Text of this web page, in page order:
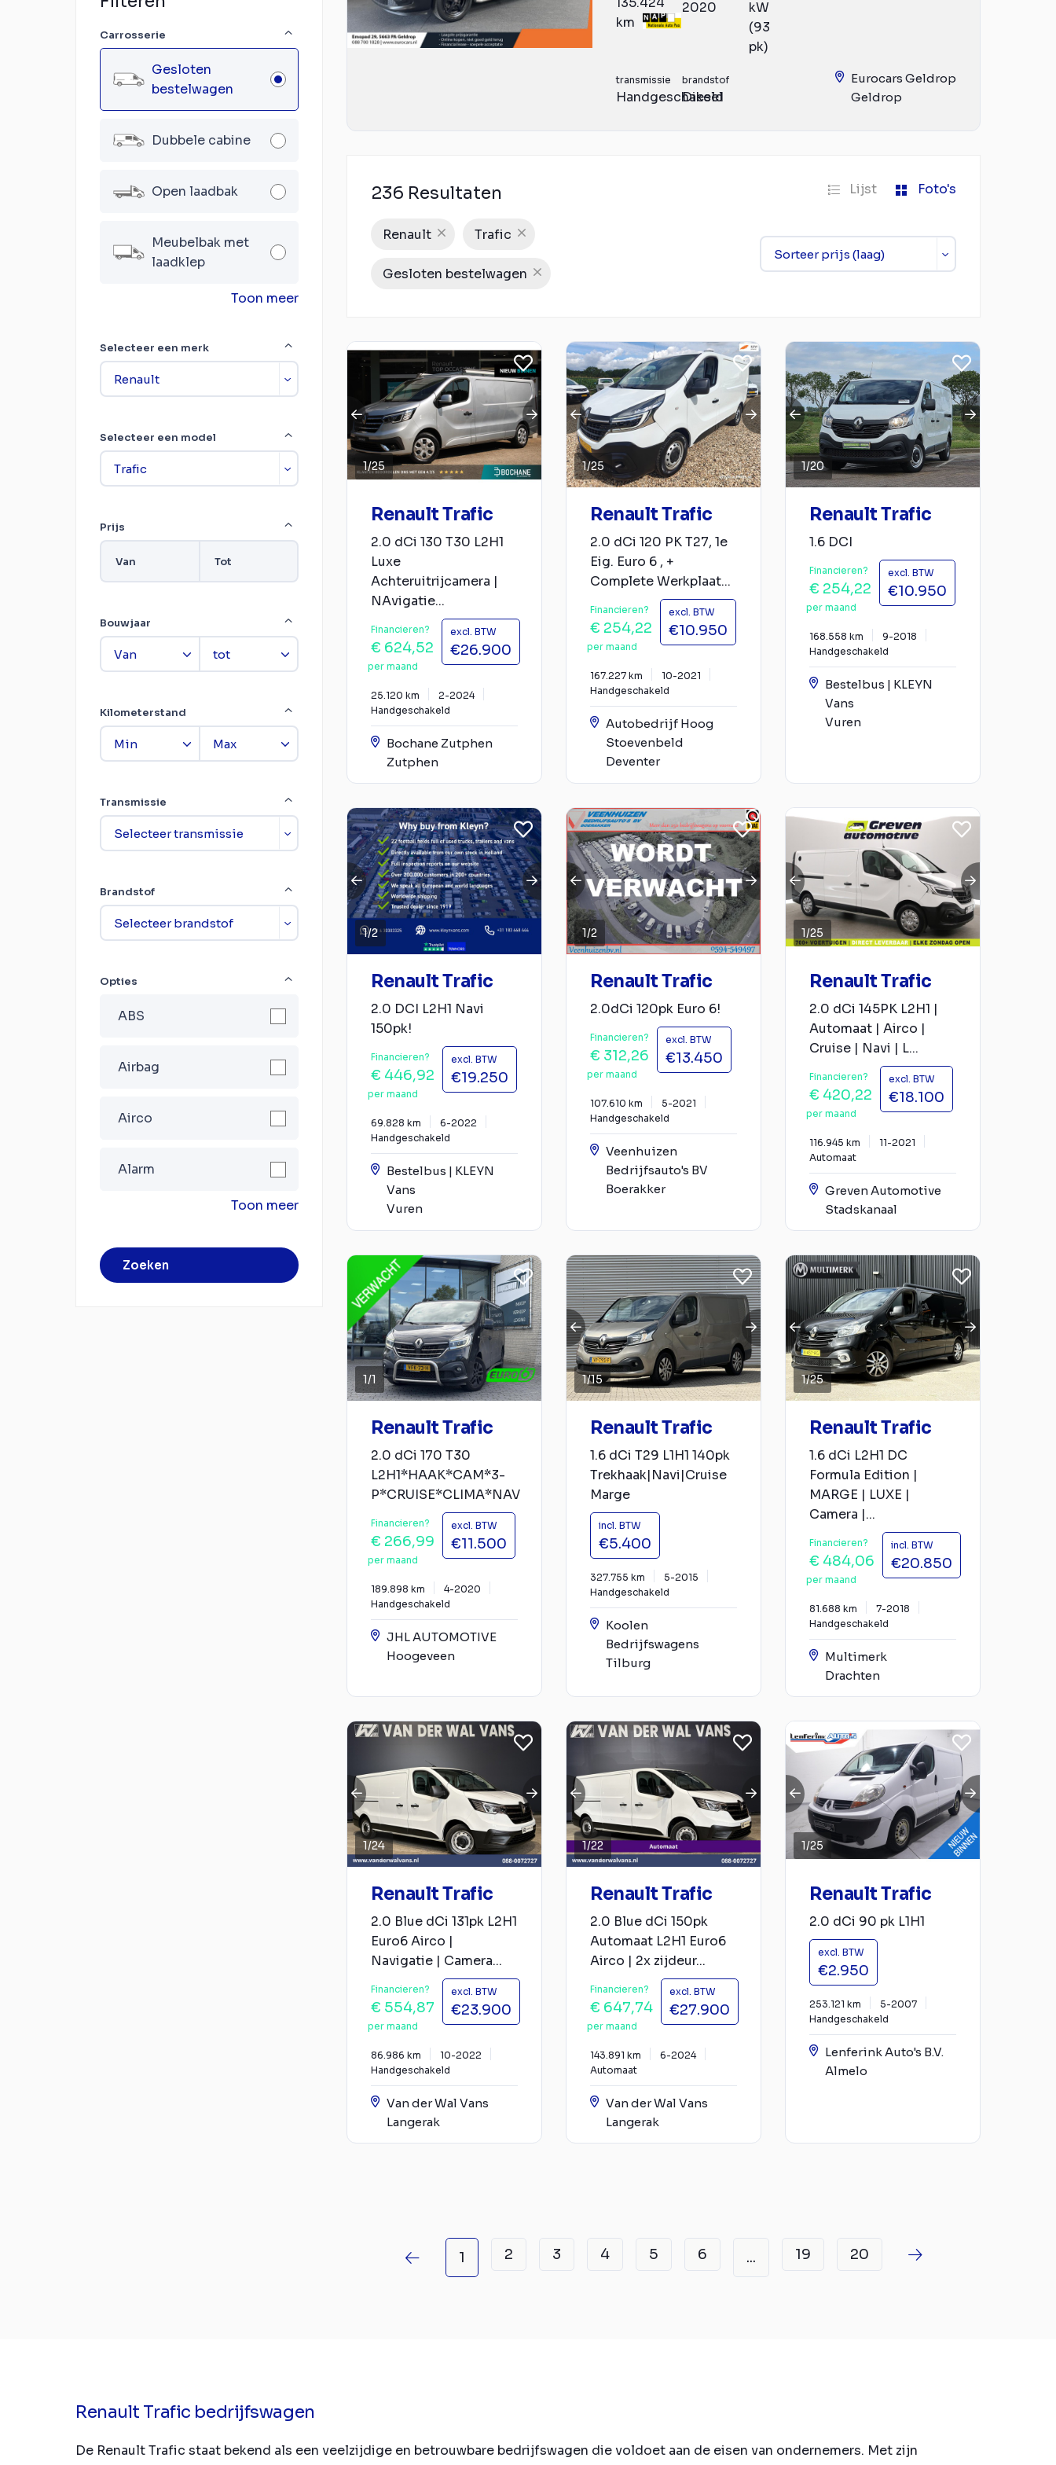
Carrosserie
Gesloten
bestelwagen
Dubbele cabine
Open laadbak
Meubelbak met
laadklep
Toon meer
Selecteer een merk
Selecteer een model
Prijs
Van Tot
Bouwjaar
Kilometerstand
Transmissie
Brandstof
Opties
ABS
Airbag
Airco
Alarm
Toon meer
Zoeken
km
2020
kW
(93
pk)
transmissie
Handgeschakeld
brandstof
Diesel
Eurocars Geldrop
Geldrop
236 Resultaten Lijst Foto's
Renault Trafic
Gesloten bestelwagen
1/25
Renault Trafic
2.0 dCi 130 T30 L2H1
Luxe
Achteruitrijcamera |
NAvigatie...
Financieren?
€ 624,52
per maand
excl. BTW
€26.900
25.120 km
2-2024
Handgeschakeld
Bochane Zutphen
Zutphen
1/25
Renault Trafic
2.0 dCi 120 PK T27, 1e
Eig. Euro 6 , +
Complete Werkplaat...
Financieren?
€ 254,22
per maand
excl. BTW
€10.950
167.227 km
10-2021
Handgeschakeld
Autobedrijf Hoog
Stoevenbeld
Deventer
1/20
Renault Trafic
1.6 DCI
Financieren?
€ 254,22
per maand
excl. BTW
€10.950
168.558 km
9-2018
Handgeschakeld
Bestelbus | KLEYN
Vans
Vuren
1/2
Renault Trafic
2.0 DCI L2H1 Navi
150pk!
Financieren?
€ 446,92
per maand
excl. BTW
€19.250
69.828 km
6-2022
Handgeschakeld
Bestelbus | KLEYN
Vans
Vuren
1/2
Renault Trafic
2.0dCi 120pk Euro 6!
Financieren?
€ 312,26
per maand
excl. BTW
€13.450
107.610 km
5-2021
Handgeschakeld
Veenhuizen
Bedrijfsauto's BV
Boerakker
1/25
Renault Trafic
2.0 dCi 145PK L2H1 |
Automaat | Airco |
Cruise | Navi | L...
Financieren?
€ 420,22
per maand
excl. BTW
€18.100
116.945 km
11-2021
Automaat
Greven Automotive
Stadskanaal
1/1
Renault Trafic
2.0 dCi 170 T30
L2H1*HAAK*CAM*3-
P*CRUISE*CLIMA*NAV
Financieren?
€ 266,99
per maand
excl. BTW
€11.500
189.898 km
4-2020
Handgeschakeld
JHL AUTOMOTIVE
Hoogeveen
1/15
Renault Trafic
1.6 dCi T29 L1H1 140pk
Trekhaak|Navi|Cruise
Marge
incl. BTW
€5.400
327.755 km
5-2015
Handgeschakeld
Koolen
Bedrijfswagens
Tilburg
1/25
Renault Trafic
1.6 dCi L2H1 DC
Formula Edition |
MARGE | LUXE |
Camera |...
Financieren?
€ 484,06
per maand
incl. BTW
€20.850
81.688 km
7-2018
Handgeschakeld
Multimerk
Drachten
1/24
Renault Trafic
2.0 Blue dCi 131pk L2H1
Euro6 Airco |
Navigatie | Camera...
Financieren?
€ 554,87
per maand
excl. BTW
€23.900
86.986 km
10-2022
Handgeschakeld
Van der Wal Vans
Langerak
1/22
Renault Trafic
2.0 Blue dCi 150pk
Automaat L2H1 Euro6
Airco | 2x zijdeur...
Financieren?
€ 647,74
per maand
excl. BTW
€27.900
143.891 km
6-2024
Automaat
Van der Wal Vans
Langerak
1/25
Renault Trafic
2.0 dCi 90 pk L1H1
excl. BTW
€2.950
253.121 km
5-2007
Handgeschakeld
Lenferink Auto's B.V.
Almelo
1 2 3 4 5 6 ... 19 20
Renault Trafic bedrijfswagen
De Renault Trafic staat bekend als een veelzijdige en betrouwbare bedrijfswagen die voldoet aan de eisen van ondernemers. Met zijn